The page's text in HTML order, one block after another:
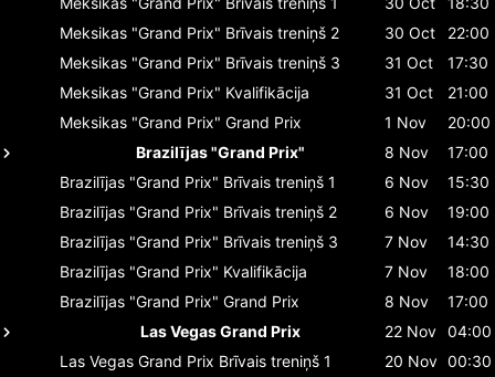
Meksikas "Grand Prix" Brīvais treniņš 2 30 Oct
22:00
Meksikas "Grand Prix" Brīvais treniņš 3 31 Oct
17:30
Meksikas "Grand Prix" Kvalifikācija 31 Oct
21:00
Meksikas "Grand Prix" Grand Prix 1 Nov
20:00
Brazilījas "Grand Prix"
8 Nov
17:00
Brazilījas "Grand Prix" Brīvais treniņš 1 6 Nov
15:30
Brazilījas "Grand Prix" Brīvais treniņš 2 6 Nov
19:00
Brazilījas "Grand Prix" Brīvais treniņš 3 7 Nov
14:30
Brazilījas "Grand Prix" Kvalifikācija 7 Nov
18:00
Brazilījas "Grand Prix" Grand Prix 8 Nov
17:00
Las Vegas Grand Prix
22 Nov 04:00
Las Vegas Grand Prix Brīvais treniņš 1 20 Nov 00:30